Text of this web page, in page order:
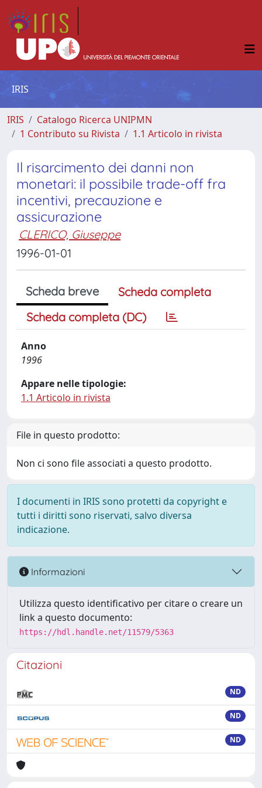
IRIS
IRIS
Catalogo Ricerca UNIPMN
1 Contributo su Rivista
1.1 Articolo in rivista
Il risarcimento dei danni non
monetari: il possibile trade-off fra
incentivi, precauzione e
assicurazione
CLERICO, Giuseppe
1996-01-01
Scheda breve
Scheda completa
Scheda completa (DC)
Anno
1996
Appare nelle tipologie:
1.1 Articolo in rivista
File in questo prodotto:
Non ci sono file associati a questo prodotto.
I documenti in IRIS sono protetti da copyright e
tutti i diritti sono riservati, salvo diversa
indicazione.
Informazioni
Utilizza questo identificativo per citare o creare un
link a questo documento:
https://hdl.handle.net/11579/5363
Citazioni
ND
ND
ND